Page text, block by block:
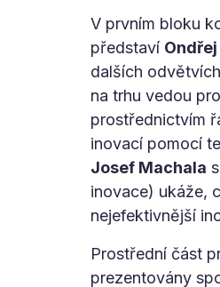
V prvním bloku
představí
dalších
na trhu vedou
prostřednictvím
inovací pomocí
Josef Machala
inovace) ukáže,
nejefektivnější
Prostřední část
prezentovány